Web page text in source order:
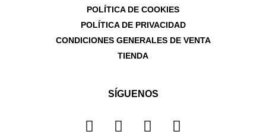
POLÍTICA DE COOKIES
POLÍTICA DE PRIVACIDAD
CONDICIONES GENERALES DE VENTA
TIENDA
SÍGUENOS
W
I
P
F